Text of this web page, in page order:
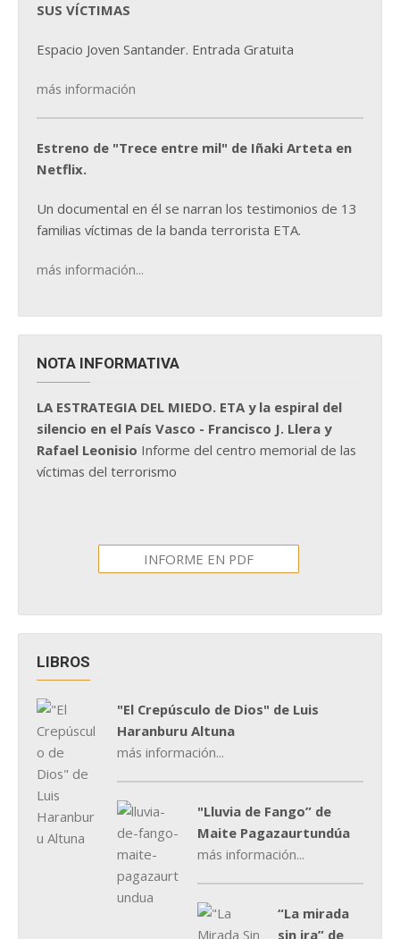
SUS VÍCTIMAS
Espacio Joven Santander. Entrada Gratuita
más información
Estreno de "Trece entre mil" de Iñaki Arteta en
Netflix.
Un documental en él se narran los testimonios de 13
familias víctimas de la banda terrorista ETA.
más información...
NOTA INFORMATIVA
LA ESTRATEGIA DEL MIEDO. ETA y la espiral del
silencio en el País Vasco - Francisco J. Llera y
Rafael Leonisio Informe del centro memorial de las
víctimas del terrorismo
INFORME EN PDF
LIBROS
"El Crepúsculo de Dios" de Luis
Haranburu Altuna
más información...
"Lluvia de Fango” de
Maite Pagazaurtundúa
más información...
“La mirada
sin ira” de